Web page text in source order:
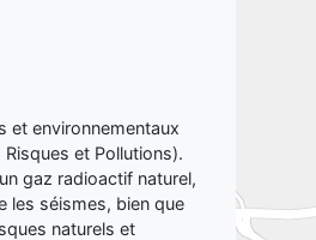
et environnementaux
et Pollutions).
gaz radioactif naturel,
les séismes, bien que
naturels et